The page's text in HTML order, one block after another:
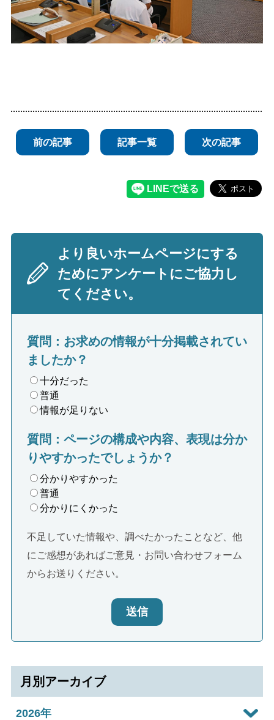
前の記事 記事一覧 次の記事
より良いホームページにする
ためにアンケートにご協力し
てください。
質問：お求めの情報が十分掲載されてい
ましたか？
十分だった
普通
情報が足りない
質問：ページの構成や内容、表現は分か
りやすかったでしょうか？
分かりやすかった
普通
分かりにくかった
不足していた情報や、調べたかったことなど、他
にご感想があればご意見・お問い合わせフォーム
からお送りください。
送信
月別アーカイブ
2026年